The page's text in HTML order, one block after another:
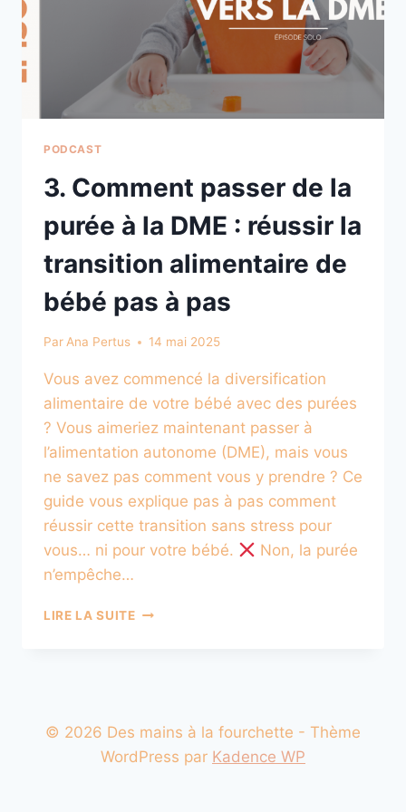
PODCAST
3. Comment passer de la
purée à la DME : réussir la
transition alimentaire de
bébé pas à pas
Par Ana Pertus 14 mai 2025
Vous avez commencé la diversification
alimentaire de votre bébé avec des purées
? Vous aimeriez maintenant passer à
l’alimentation autonome (DME), mais vous
ne savez pas comment vous y prendre ? Ce
guide vous explique pas à pas comment
réussir cette transition sans stress pour
vous… ni pour votre bébé.
Non, la purée
n’empêche…
LIRE LA SUITE3.
DME
© 2026 Des mains à la fourchette - Thème
WordPress par Kadence WP